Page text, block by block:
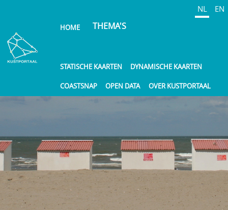
de
inhoud
gaan
NL EN
HOME THEMA'S
STATISCHE KAARTEN DYNAMISCHE KAARTEN
COASTSNAP OPEN DATA OVER KUSTPORTAAL